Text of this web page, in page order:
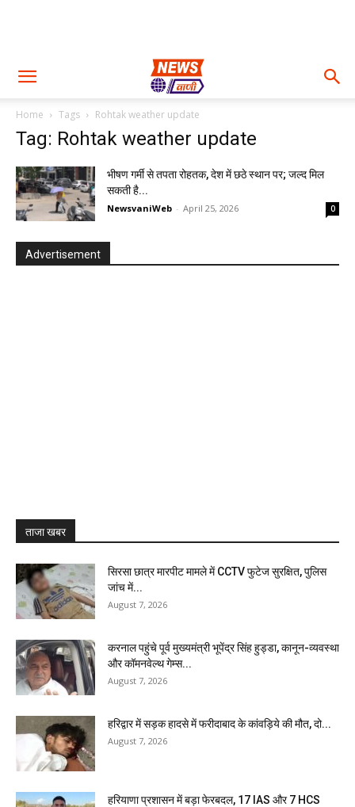
Home Tags Rohtak weather update
Tag: Rohtak weather update
भीषण गर्मी से तपता रोहतक, देश में छठे स्थान पर; जल्द मिल
सकती है...
NewsvaniWeb - April 25, 2026 0
Advertisement
ताजा खबर
सिरसा छात्र मारपीट मामले में CCTV फुटेज सुरक्षित, पुलिस
जांच में...
August 7, 2026
करनाल पहुंचे पूर्व मुख्यमंत्री भूपेंद्र सिंह हुड्डा, कानून-व्यवस्था
और कॉमनवेल्थ गेम्स...
August 7, 2026
हरिद्वार में सड़क हादसे में फरीदाबाद के कांवड़िये की मौत, दो...
August 7, 2026
हरियाणा प्रशासन में बड़ा फेरबदल, 17 IAS और 7 HCS